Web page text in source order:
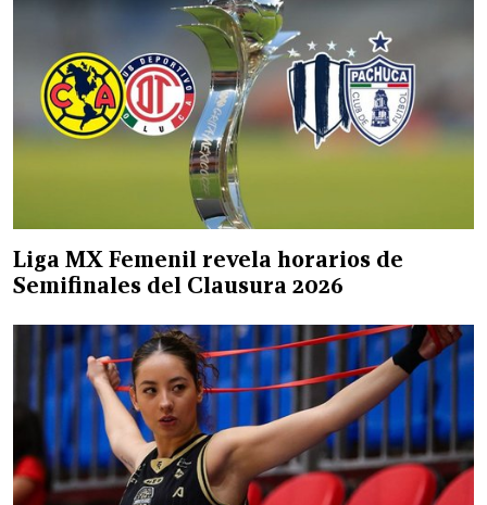
Liga MX Femenil revela horarios de
Semifinales del Clausura 2026